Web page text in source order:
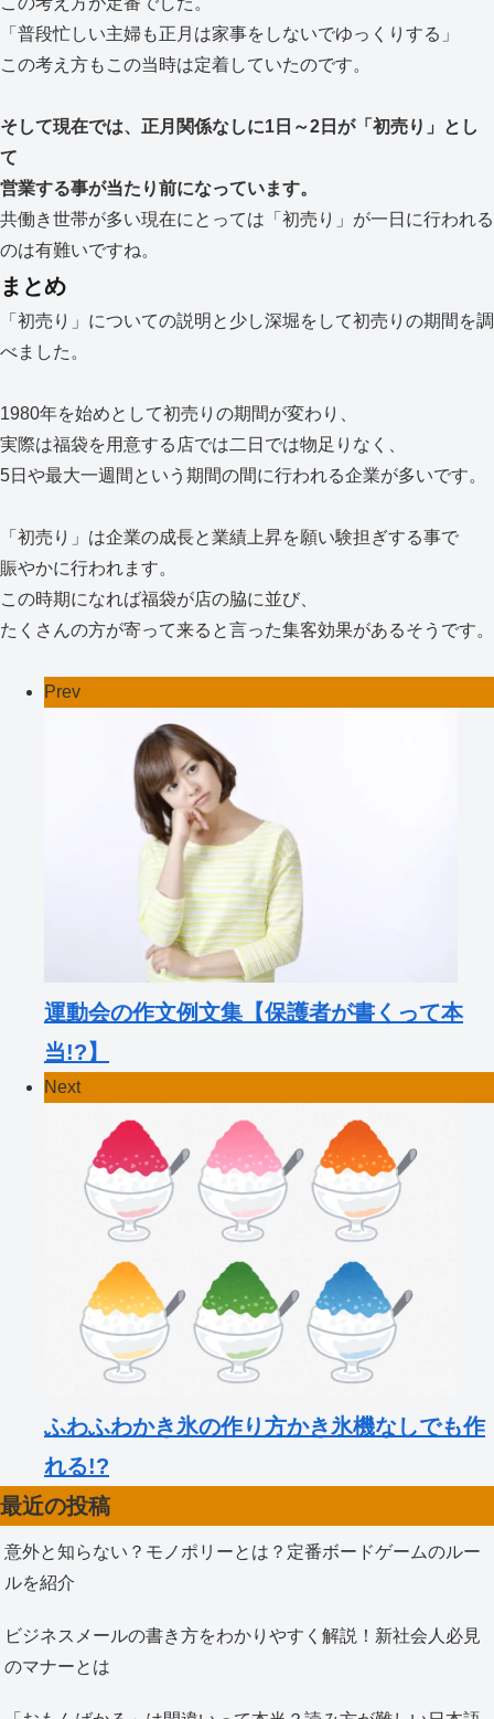
「普段忙しい主婦も正月は家事をしないでゆっくりする」
この考え方もこの当時は定着していたのです。
そして現在では、正月関係なしに1日～2日が「初売り」とし
て
営業する事が当たり前になっています。
共働き世帯が多い現在にとっては「初売り」が一日に行われる
のは有難いですね。
まとめ
「初売り」についての説明と少し深堀をして初売りの期間を調
べました。
1980年を始めとして初売りの期間が変わり、
実際は福袋を用意する店では二日では物足りなく、
5日や最大一週間という期間の間に行われる企業が多いです。
「初売り」は企業の成長と業績上昇を願い験担ぎする事で
賑やかに行われます。
この時期になれば福袋が店の脇に並び、
たくさんの方が寄って来ると言った集客効果があるそうです。
Prev
運動会の作文例文集【保護者が書くって本
当!?】
Next
ふわふわかき氷の作り方かき氷機なしでも作
れる!?
最近の投稿
意外と知らない？モノポリーとは？定番ボードゲームのルー
ルを紹介
ビジネスメールの書き方をわかりやすく解説！新社会人必見
のマナーとは